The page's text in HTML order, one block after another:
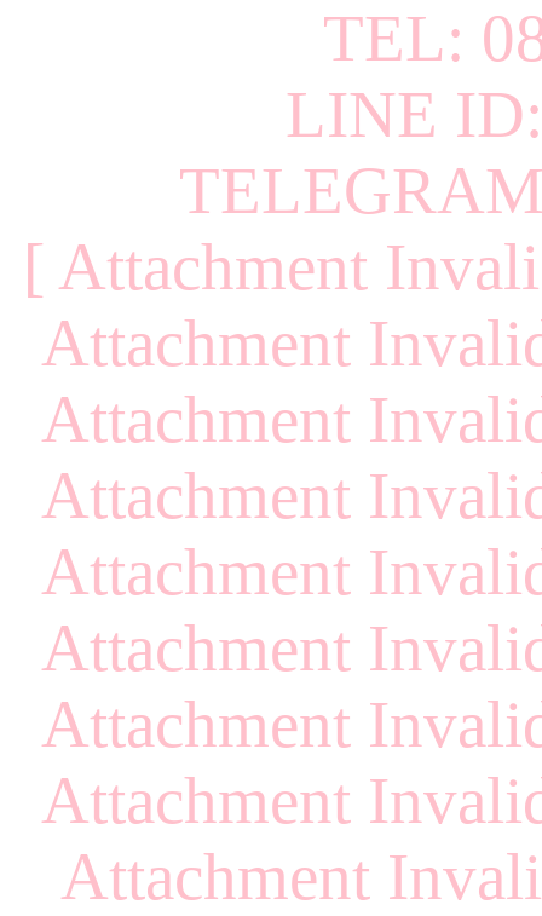
TEL:
LINE
[ Attachment
Attachment
Attachment
Attachment
Attachment
Attachment
Attachment
Attachment
Attachment